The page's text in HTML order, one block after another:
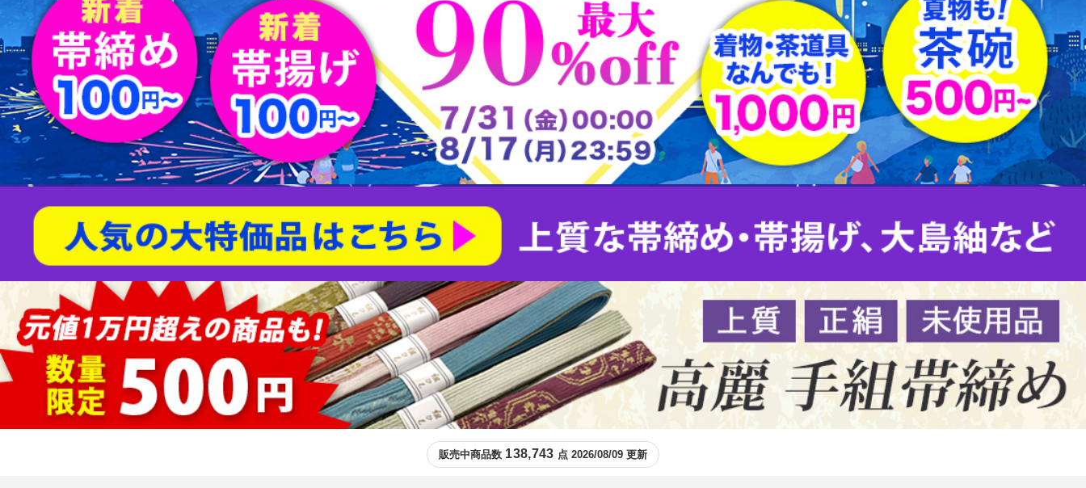
アクセサリー
相良刺繍 汕頭蘇州刺繍
螺鈿 京紅型
薩摩焼
赤膚山焼 鍋島焼
阿漕焼
高取焼
尾戸焼 布志名焼 無名異焼
販売中商品数 138,743 点 2026/08/09 更新